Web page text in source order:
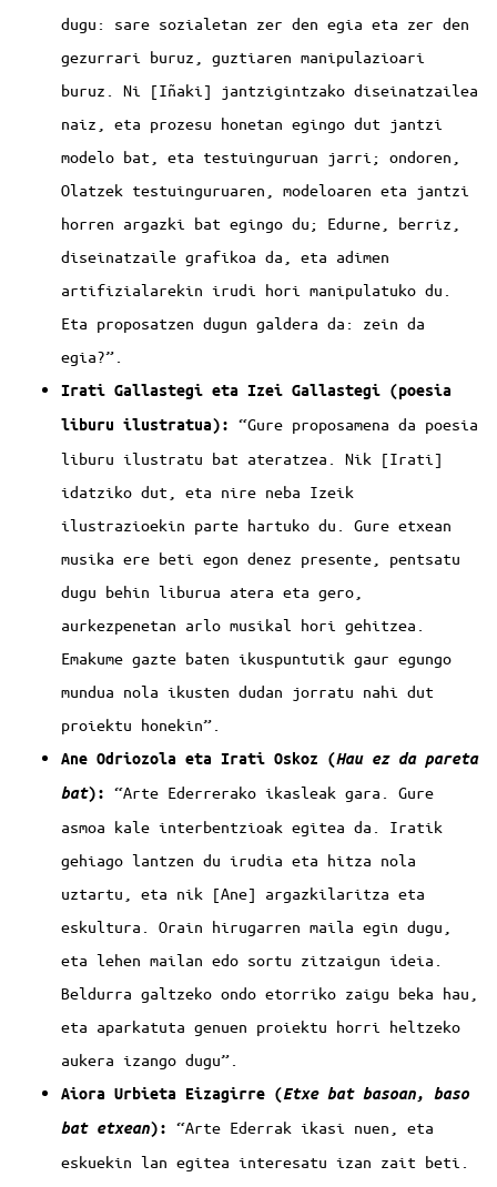
dugu: sare sozialetan zer den egia eta zer den
gezurrari buruz, guztiaren manipulazioari
buruz. Ni [Iñaki] jantzigintzako diseinatzailea
naiz, eta prozesu honetan egingo dut jantzi
modelo bat, eta testuinguruan jarri; ondoren,
Olatzek testuinguruaren, modeloaren eta jantzi
horren argazki bat egingo du; Edurne, berriz,
diseinatzaile grafikoa da, eta adimen
artifizialarekin irudi hori manipulatuko du.
Eta proposatzen dugun galdera da: zein da
egia?”.
Irati Gallastegi eta Izei Gallastegi (poesia
liburu ilustratua): “Gure proposamena da poesia
liburu ilustratu bat ateratzea. Nik [Irati]
idatziko dut, eta nire neba Izeik
ilustrazioekin parte hartuko du. Gure etxean
musika ere beti egon denez presente, pentsatu
dugu behin liburua atera eta gero,
aurkezpenetan arlo musikal hori gehitzea.
Emakume gazte baten ikuspuntutik gaur egungo
mundua nola ikusten dudan jorratu nahi dut
proiektu honekin”.
Ane Odriozola eta Irati Oskoz (Hau ez da pareta
bat): “Arte Ederrerako ikasleak gara. Gure
asmoa kale interbentzioak egitea da. Iratik
gehiago lantzen du irudia eta hitza nola
uztartu, eta nik [Ane] argazkilaritza eta
eskultura. Orain hirugarren maila egin dugu,
eta lehen mailan edo sortu zitzaigun ideia.
Beldurra galtzeko ondo etorriko zaigu beka hau,
eta aparkatuta genuen proiektu horri heltzeko
aukera izango dugu”.
Aiora Urbieta Eizagirre (Etxe bat basoan, baso
bat etxean): “Arte Ederrak ikasi nuen, eta
eskuekin lan egitea interesatu izan zait beti.